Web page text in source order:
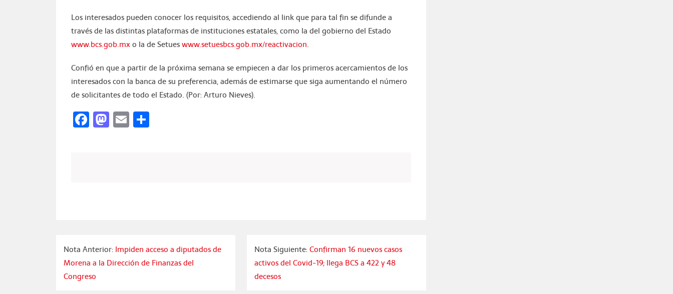
Los interesados pueden conocer los requisitos, accediendo al link que para tal fin se difunde a
través de las distintas plataformas de instituciones estatales, como la del gobierno del Estado
www.bcs.gob.mxo la de Setueswww.setuesbcs.gob.mx/reactivacion.
Confió en que a partir de la próxima semana se empiecen a dar los primeros acercamientos de los
interesados con la banca de su preferencia, además de estimarse que siga aumentando el número
de solicitantes de todo el Estado. (Por: Arturo Nieves).
Facebook
Mastodon
Email
Nota Anterior: Impiden acceso a diputados de
Morena a la Dirección de Finanzas del
Congreso
Nota Siguiente:Confirman 16 nuevos casos
activos del Covid-19; llega BCS a 422 y 48
decesos